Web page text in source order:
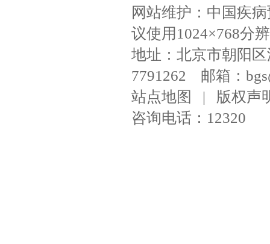
网站维护：中国疾
议使用1024×768分
地址：北京市朝阳
7791262 邮箱：
站点地图
| 版权声
咨询电话：12320